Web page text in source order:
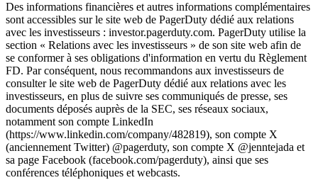
Des informations financières et autres informations complémentaires
sont accessibles sur le site web de PagerDuty dédié aux relations
avec les investisseurs : investor.pagerduty.com. PagerDuty utilise la
section « Relations avec les investisseurs » de son site web afin de
se conformer à ses obligations d'information en vertu du Règlement
FD. Par conséquent, nous recommandons aux investisseurs de
consulter le site web de PagerDuty dédié aux relations avec les
investisseurs, en plus de suivre ses communiqués de presse, ses
documents déposés auprès de la SEC, ses réseaux sociaux,
notamment son compte LinkedIn
(https://www.linkedin.com/company/482819), son compte X
(anciennement Twitter) @pagerduty, son compte X @jenntejada et
sa page Facebook (facebook.com/pagerduty), ainsi que ses
conférences téléphoniques et webcasts.